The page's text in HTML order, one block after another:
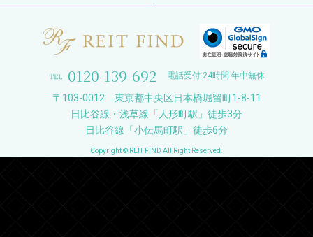
0120-139-692 電話受付 24時間 年中無休
〒103-0012 東京都中央区日本橋堀留町1-8-11
日比谷線・浅草線「人形町駅」徒歩3分
日比谷線「小伝馬町駅」徒歩6分
Copyright © REIT FIND All Right Reserved.